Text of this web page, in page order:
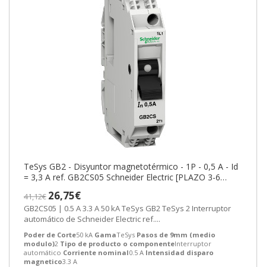
TeSys GB2 - Disyuntor magnetotérmico - 1P - 0,5 A - Id
= 3,3 A ref. GB2CS05 Schneider Electric [PLAZO 3-6
41,12€ 26,75€
GB2CS05 | 0.5 A 3.3 A 50 kA TeSys GB2 TeSys 2 Interruptor
automático de Schneider Electric ref....
Poder de Corte50 kA GamaTeSys Pasos de 9mm (medio
modulo)2 Tipo de producto o componenteInterruptor
automático Corriente nominal0.5 A Intensidad disparo
magnetico3.3 A